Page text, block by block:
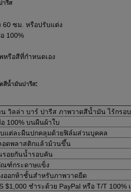
ารีส
60 ซม. หรือปรับแต่ง
100%
รือสีที่กำหนดเอง
สีน้ำมันปารีส:
วิลล่า บาร์ ปารีส ภาพวาดสีน้ำมัน ไร้กรอบ
100% บนผืนผ้าใบ
บแต่ละผืนปกคลุมด้วยฟิล์มส่วนบุคคล
อดพลาสติกแล้วม้วนขึ้น
รอยกันน้ำรอบคัน
ณฑ์กระดาษแข็ง
ออกห้าชั้นสำหรับภาพวาดยืด
$1,000 ชำระด้วย PayPal หรือ T/T 100%